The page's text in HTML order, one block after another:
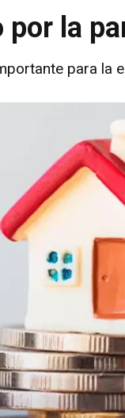
por la
para la